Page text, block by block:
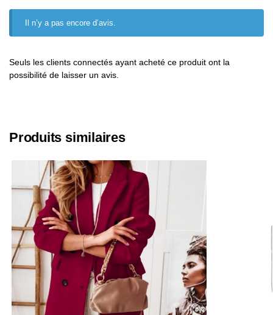
Il n’y a pas encore d’avis.
Seuls les clients connectés ayant acheté ce produit ont la
possibilité de laisser un avis.
Produits similaires